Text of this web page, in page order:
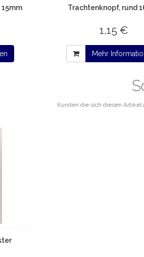
Trachtenknopf, rund
1,15 €
Mehr
Kunden die sich diesen Artikel